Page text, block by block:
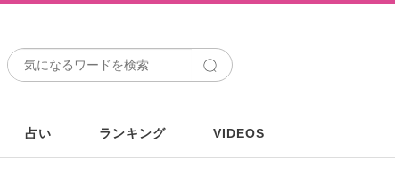
占い ランキング VIDEOS